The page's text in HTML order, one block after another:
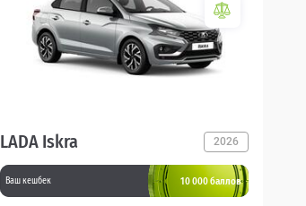
LADA Iskra 2026
Ваш кешбек 10 000 баллов